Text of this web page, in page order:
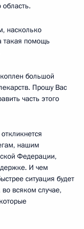
насколько
такая помощь
большой
Прошу Вас
часть этого
нашим
Федерации,
И чем
ситуация будет
всяком случае,